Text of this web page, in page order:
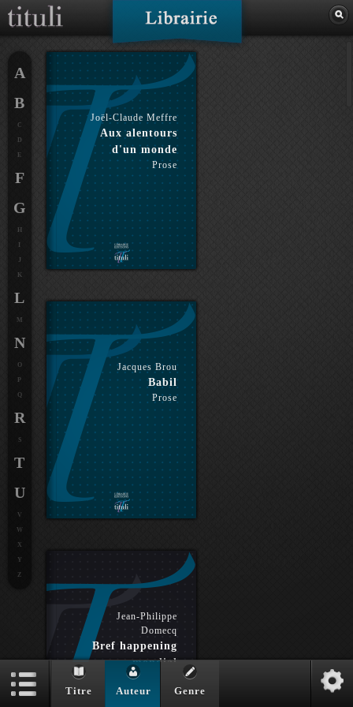
Joël-Claude Meffre
Aux alentours
d'un monde
Prose
Jacques Brou
Babil
Prose
Jean-Philippe
Domecq
Bref happening
mondial
Essai éd. bilingue
A
B
C
D
E
F
G
H
J
K
L
M
N
O
P
Q
R
S
T
U
V
W
X
Y
Z
Titre Auteur Genre